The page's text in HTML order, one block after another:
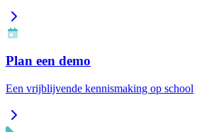
Plan een demo
Een vrijblijvende kennismaking op school